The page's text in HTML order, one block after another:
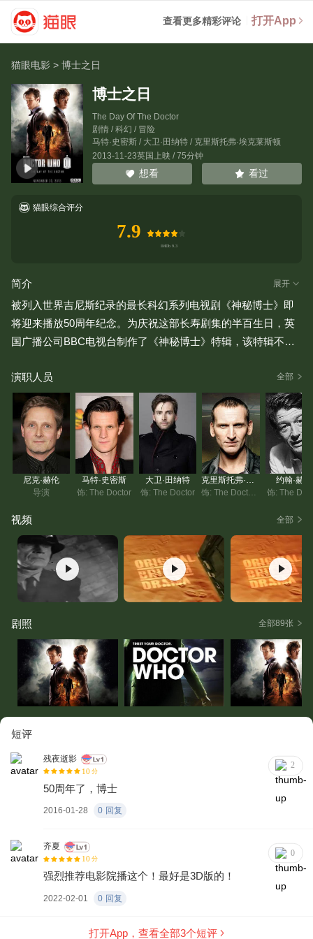
查看更多精彩评论 打开App
猫眼电影 >博士之日
博士之日
The Day Of The Doctor
剧情 / 科幻 / 冒险
马特·史密斯/ 大卫·田纳特/ 克里斯托弗·埃克莱斯顿
2013-11-23英国上映 / 75分钟
想看 看过
猫眼综合评分
7.9
简介 展开
被列入世界吉尼斯纪录的最长科幻系列电视剧《神秘博士》即
将迎来播放50周年纪念。为庆祝这部长寿剧集的半百生日，英
国广播公司BBC电视台制作了《神秘博士》特辑，该特辑不仅
见面。
据悉，此次纪念活动将成为一场全国性的庆祝活动。BBC电视
台电视剧部门相关负责人本·史蒂文森表示，这部穿越时空的科
幻电视剧的纪念活动甚至能与女王的60周年钻禧和奥运会相媲
美，庆祝活动将持续一年，并在11月达到高潮。年初，英国皇
家邮政发布了印有11任博士头像的纪念邮票。有报道称，之前
演职人员 全部
尼克·赫伦
导演
马特·史密斯
饰: The Doctor
大卫·田纳特
饰: The Doctor
约翰·赫特
饰: The
视频 全部
剧照 全部89张
短评
残夜逝影
10 分
2
50周年了，博士
2016-01-28 0 回复
齐夏
10 分
0
强烈推荐电影院播这个！最好是3D版的！
2022-02-01 0 回复
打开App，查看全部3个短评